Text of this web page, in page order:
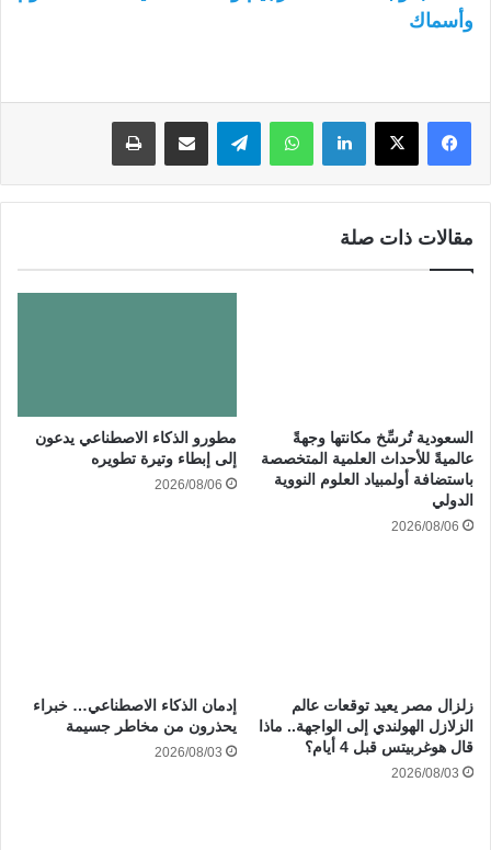
وأسماك
لينكدإن واتساب
مقالات ذات صلة
السعودية تُرسِّخ مكانتها وجهةً
عالميةً للأحداث العلمية المتخصصة
باستضافة أولمبياد العلوم النووية
الدولي
2026/08/06
مطورو الذكاء الاصطناعي يدعون
إلى إبطاء وتيرة تطويره
2026/08/06
زلزال مصر يعيد توقعات عالم
الزلازل الهولندي إلى الواجهة.. ماذا
قال هوغربيتس قبل 4 أيام؟
2026/08/03
إدمان الذكاء الاصطناعي… خبراء
يحذرون من مخاطر جسيمة
2026/08/03